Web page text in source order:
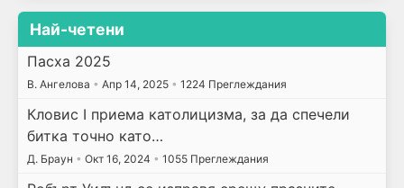
Най-четени
Пасха 2025
В. Ангелова • Апр 14, 2025 • 1224 Преглеждания
Кловис I приема католицизма, за да спечели
битка точно като…
Д. Браун • Окт 16, 2024 • 1055 Преглеждания